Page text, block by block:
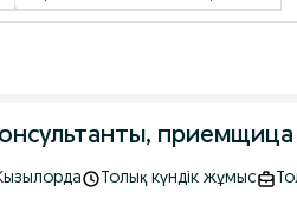
Толық күндік жұмыс